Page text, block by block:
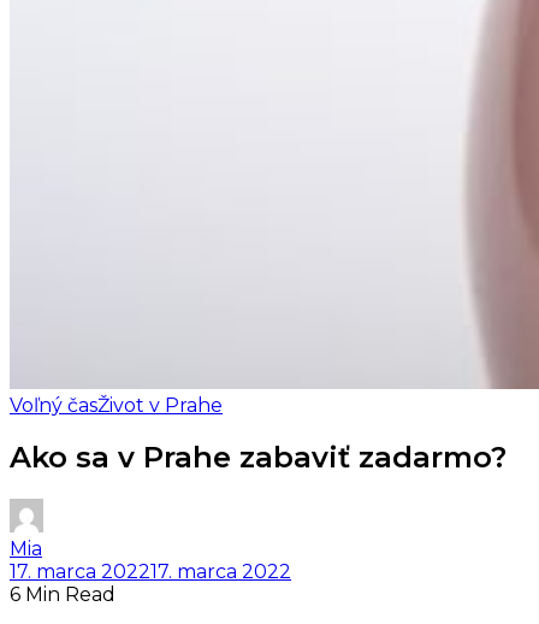
Voľný časŽivot v Prahe
Ako sa v Prahe zabaviť zadarmo?
Mia
17. marca 202217. marca 2022
6 Min Read